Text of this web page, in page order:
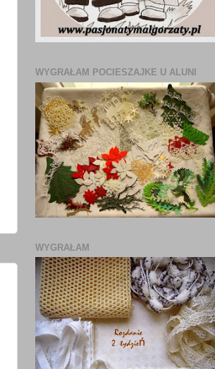
WYGRAŁAM POCIESZAJKE U ALUNI
WYGRAŁAM